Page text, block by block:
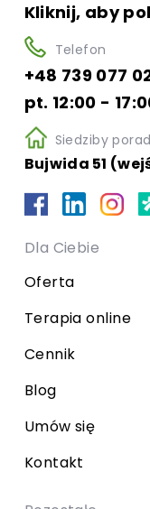
Kliknij, aby
Telefon
+48 739 077
pt. 12:00 -
Siedziby
Bujwida 51
Dla Ciebie
Oferta
Terapia online
Cennik
Blog
Umów się
Kontakt